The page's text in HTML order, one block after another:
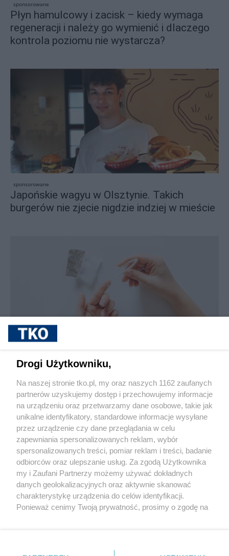
sponsorowane
Płyn hamulcowy i zacisk – kiedy wymaga
regeneracji i należy go wymienić i dlaczego
kontrola poziomu nie wystarcza?
sponsorowane
Japońskie wagyu w Olsztynie. Takich
burgerów nie zjecie nigdzie indziej w mieście
Jak rozpoznać, że soczewki kontaktowe są
Pokaż więcej
Reklama Tematy Archiwum artykułów
Drogi Użytkowniku,
Na naszej stronie tko.pl, my oraz naszych 1162 zaufanych
partnerów uzyskujemy dostęp i przechowujemy informacje
na urządzeniu oraz przetwarzamy dane osobowe, takie jak
unikalne identyfikatory, standardowe informacje wysyłane
przez urządzenie czy dane przeglądania w celu
zapewniania spersonalizowanych reklam, wybór
spersonalizowanych treści, pomiar reklam i treści, badanie
odbiorców oraz ulepszanie usług. Za zgodą Użytkownika
my i Zaufani Partnerzy możemy używać dokładnych
danych geolokalizacyjnych oraz aktywnie skanować
charakterystykę urządzenia do celów identyfikacji.
Ponieważ cenimy Twoją prywatność, prosimy o zgodę na
znajdujący się w lewym dolnym rogu strony
. Niektóre